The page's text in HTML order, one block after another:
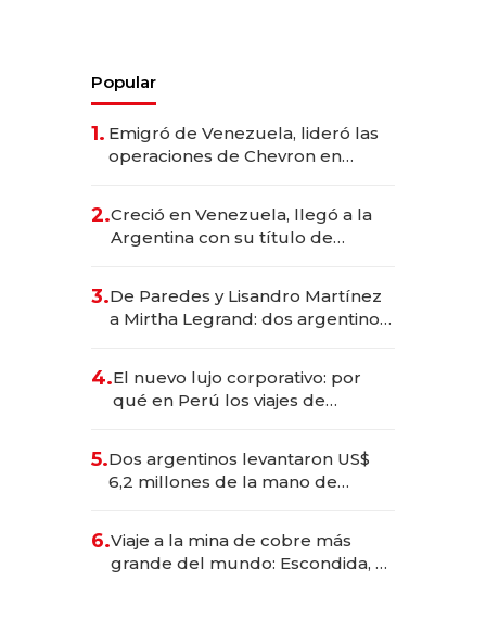
Popular
1. Emigró de Venezuela, lideró las
operaciones de Chevron en
2.Creció en Venezuela, llegó a la
Argentina con su título de
las marcas "fast premium"
3.De Paredes y Lisandro Martínez
a Mirtha Legrand: dos argentinos
4.El nuevo lujo corporativo: por
qué en Perú los viajes de
para convertirse en experiencias
transformadoras
5.Dos argentinos levantaron US$
6,2 millones de la mano de
6.Viaje a la mina de cobre más
grande del mundo: Escondida, el